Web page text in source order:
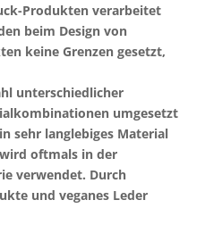
Produkten verarbeitet
beim Design von
keine Grenzen gesetzt,
unterschiedlicher
umgesetzt
sehr langlebiges Material
oftmals in der
verwendet. Durch
und veganes Leder